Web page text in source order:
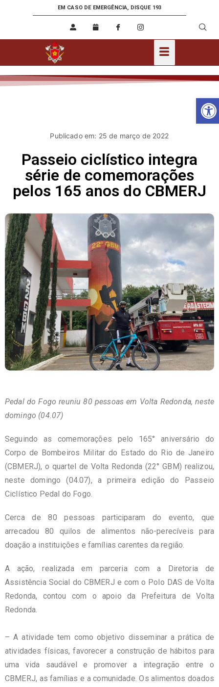
EM CASO DE EMERGÊNCIA, DISQUE 193
Publicado em: 25 de março de 2022
Passeio ciclístico integra
série de comemorações
pelos 165 anos do CBMERJ
Pedal do Fogo reuniu 80 pessoas em Volta Redonda, neste
domingo (04.07)
Seguindo as comemorações pelo 165° aniversário do
Corpo de Bombeiros Militar do Estado do Rio de Janeiro
(CBMERJ), o quartel de Volta Redonda (22° GBM) realizou,
neste domingo (04.07), a primeira edição do Passeio
Ciclístico Pedal do Fogo.
Cerca de 80 pessoas participaram do evento, que
arrecadou 80 quilos de alimentos não-perecíveis para
doação a instituições e famílias carentes da região.
A ação, realizada em parceria com a Diretoria de
Assistência Social do CBMERJ e com o Polo DAS de Volta
Redonda, contou com o apoio da Prefeitura de Volta
Redonda.
– A atividade tem como objetivo disseminar a prática de
atividades físicas, favorecer a construção de hábitos para
uma vida saudável e promover a integração entre o
CBMERJ, as famílias e a comunidade. Os alimentos doados